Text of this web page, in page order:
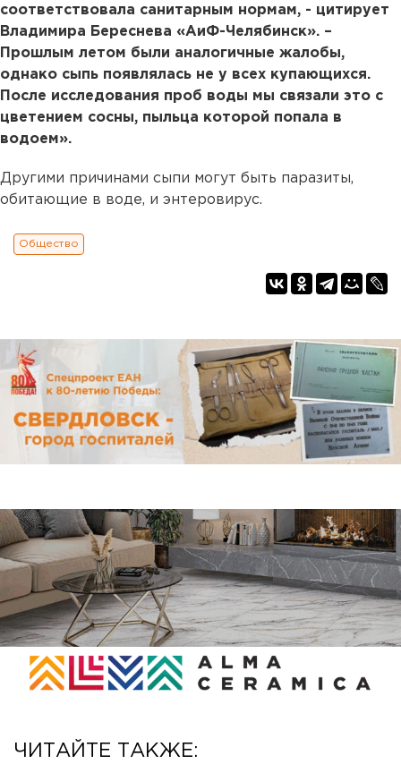
соответствовала санитарным нормам, - цитирует
Владимира Береснева «АиФ-Челябинск». –
Прошлым летом были аналогичные жалобы,
однако сыпь появлялась не у всех купающихся.
После исследования проб воды мы связали это с
цветением сосны, пыльца которой попала в
водоем».
Другими причинами сыпи могут быть паразиты,
обитающие в воде, и энтеровирус.
Общество
ЧИТАЙТЕ ТАКЖЕ: